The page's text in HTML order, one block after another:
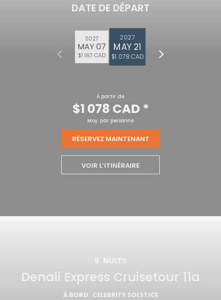
DATE DE DÉPART
2027
MAY 07
$1 167 CAD
2027
MAY 21
$1 078 CAD
À partir de
$1 078 CAD *
Moy. par personne
RÉSERVEZ MAINTENANT
VOIR L’ITINÉRAIRE
Denali Express Cruisetour 11a
À BORD CELEBRITY SOLSTICE